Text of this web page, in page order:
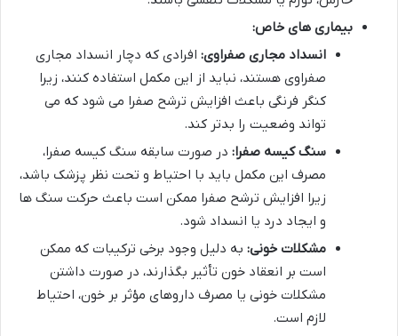
بیماری های خاص:
انسداد مجاری صفراوی: افرادی که دچار انسداد مجاری
صفراوی هستند، نباید از این مکمل استفاده کنند، زیرا
کنگر فرنگی باعث افزایش ترشح صفرا می شود که می
تواند وضعیت را بدتر کند.
سنگ کیسه صفرا: در صورت سابقه سنگ کیسه صفرا،
مصرف این مکمل باید با احتیاط و تحت نظر پزشک باشد،
زیرا افزایش ترشح صفرا ممکن است باعث حرکت سنگ ها
و ایجاد درد یا انسداد شود.
مشکلات خونی: به دلیل وجود برخی ترکیبات که ممکن
است بر انعقاد خون تأثیر بگذارند، در صورت داشتن
مشکلات خونی یا مصرف داروهای مؤثر بر خون، احتیاط
لازم است.